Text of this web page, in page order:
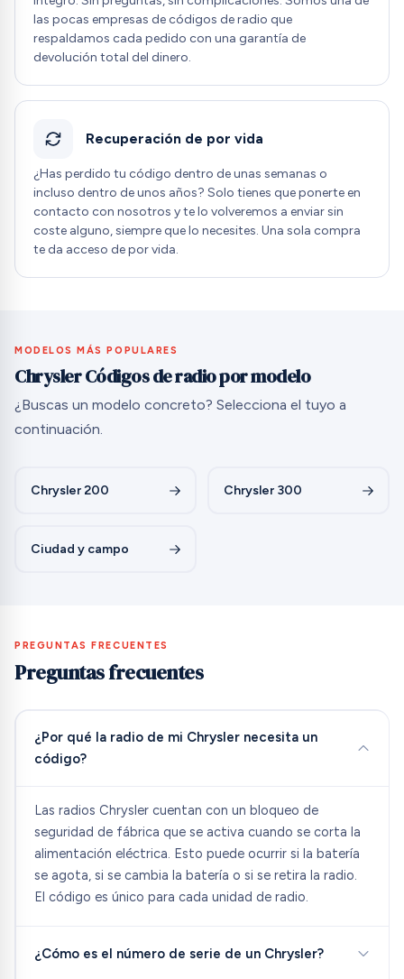
las pocas empresas de códigos de radio que
respaldamos cada pedido con una garantía de
devolución total del dinero.
Recuperación de por vida
¿Has perdido tu código dentro de unas semanas o
incluso dentro de unos años? Solo tienes que ponerte en
contacto con nosotros y te lo volveremos a enviar sin
coste alguno, siempre que lo necesites. Una sola compra
te da acceso de por vida.
MODELOS MÁS POPULARES
Chrysler Códigos de radio por modelo
¿Buscas un modelo concreto? Selecciona el tuyo a
continuación.
Chrysler 200 Chrysler 300
Ciudad y campo
PREGUNTAS FRECUENTES
Preguntas frecuentes
¿Por qué la radio de mi Chrysler necesita un
código?
Las radios Chrysler cuentan con un bloqueo de
seguridad de fábrica que se activa cuando se corta la
alimentación eléctrica. Esto puede ocurrir si la batería
se agota, si se cambia la batería o si se retira la radio.
El código es único para cada unidad de radio.
¿Cómo es el número de serie de un Chrysler?